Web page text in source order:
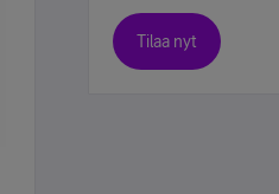
Tilaa nyt